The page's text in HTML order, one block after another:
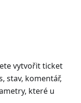
vytvořit ticket
stav, komentář,
které u